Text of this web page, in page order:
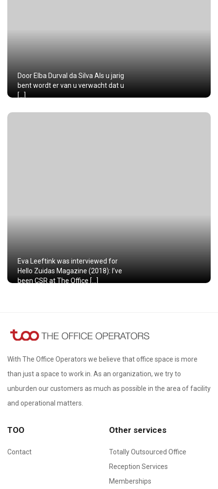
Door Elba Durval da Silva Als u jarig
bent wordt er van u verwacht dat u
[…]
Eva Leeftink was interviewed for
Hello Zuidas Magazine (2018): I’ve
been CSR at The Office […]
With The Office Operators we believe that office space is more
than just a space to work in. As an organization, we try to
unburden our customers as much as possible in the area of ​​facility
and operational matters.
TOO
Contact
Other services
Totally Outsourced Office
Reception Services
Memberships